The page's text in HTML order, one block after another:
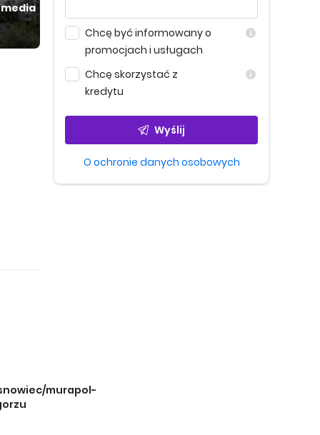
murapol-
Chcę być informowany o
promocjach i usługach
Chcę skorzystać z
kredytu
Wyślij
O ochronie danych osobowych